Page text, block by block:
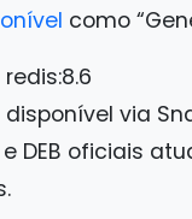
como
disponível via
e DEB oficiais